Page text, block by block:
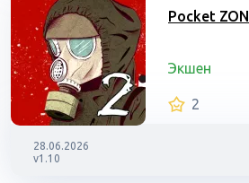
Pocket
Экшен
2
28.06.2026
v1.10